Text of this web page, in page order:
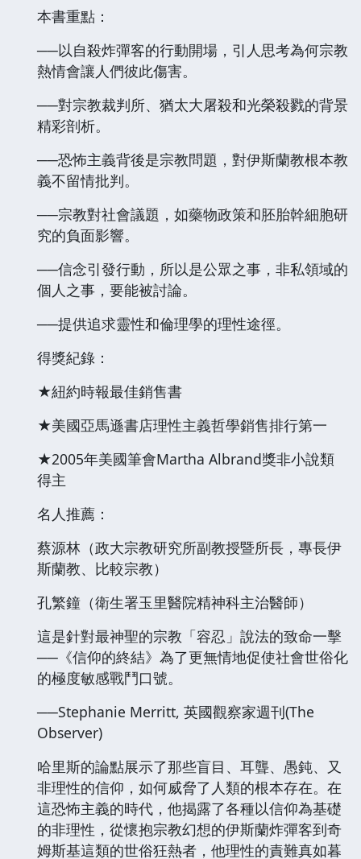
本書重點：
──以自殺炸彈客的行動開場，引人思考為何宗教
熱情會讓人們彼此傷害。
──對宗教裁判所、猶太大屠殺和光榮殺戮的背景
精彩剖析。
──恐怖主義背後是宗教問題，對伊斯蘭教根本教
義不留情批判。
──宗教對社會議題，如藥物政策和胚胎幹細胞研
究的負面影響。
──信念引發行動，所以是公眾之事，非私領域的
個人之事，要能被討論。
──提供追求靈性和倫理學的理性途徑。
得獎紀錄：
★紐約時報最佳銷售書
★美國亞馬遜書店理性主義哲學銷售排行第一
★2005年美國筆會Martha Albrand獎非小說類
得主
名人推薦：
蔡源林（政大宗教研究所副教授暨所長，專長伊
斯蘭教、比較宗教）
孔繁鐘（衛生署玉里醫院精神科主治醫師）
這是針對最神聖的宗教「容忍」說法的致命一擊
──《信仰的終結》為了更無情地促使社會世俗化
的極度敏感戰鬥口號。
──Stephanie Merritt, 英國觀察家週刊(The
Observer)
哈里斯的論點展示了那些盲目、耳聾、愚鈍、又
非理性的信仰，如何威脅了人類的根本存在。在
這恐怖主義的時代，他揭露了各種以信仰為基礎
的非理性，從懷抱宗教幻想的伊斯蘭炸彈客到奇
姆斯基這類的世俗狂熱者，他理性的責難真如暮